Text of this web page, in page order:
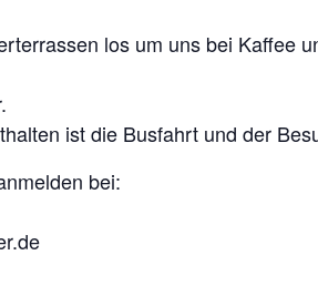
los um uns bei Kaffee
ist die Busfahrt und der
bei: